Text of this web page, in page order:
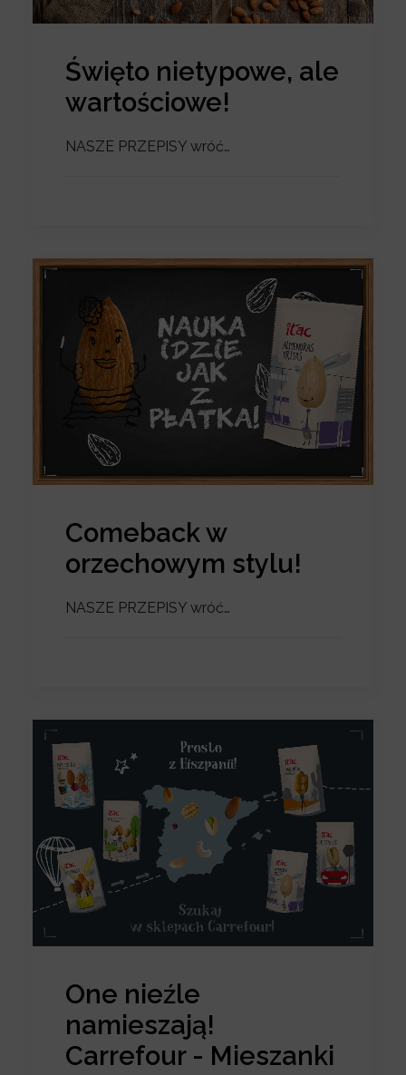
Święto nietypowe, ale
wartościowe!
NASZE PRZEPISY wróć…
Comeback w
orzechowym stylu!
NASZE PRZEPISY wróć…
One nieźle
namieszają!
Carrefour - Mieszanki